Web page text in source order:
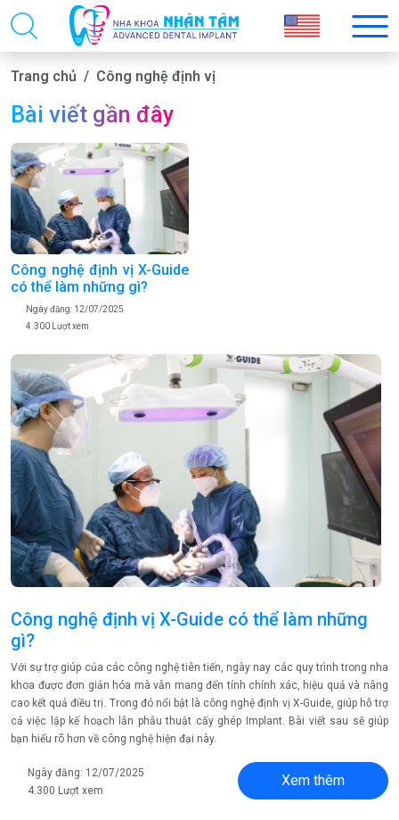
Trang chủ Công nghệ định vị
Bài viết gần đây
Công nghệ định vị X-Guide
có thể làm những gì?
Ngày đăng: 12/07/2025
4.300 Lượt xem
Công nghệ định vị X-Guide có thể làm những
gì?
Với sự trợ giúp của các công nghệ tiên tiến, ngày nay các quy trình trong nha
khoa được đơn giản hóa mà vẫn mang đến tính chính xác, hiệu quả và nâng
cao kết quả điều trị. Trong đó nổi bật là công nghệ định vị X-Guide, giúp hỗ trợ
cả việc lập kế hoạch lẫn phẫu thuật cấy ghép Implant. Bài viết sau sẽ giúp
bạn hiểu rõ hơn về công nghệ hiện đại này.
Ngày đăng: 12/07/2025
4.300 Lượt xem
Xem thêm